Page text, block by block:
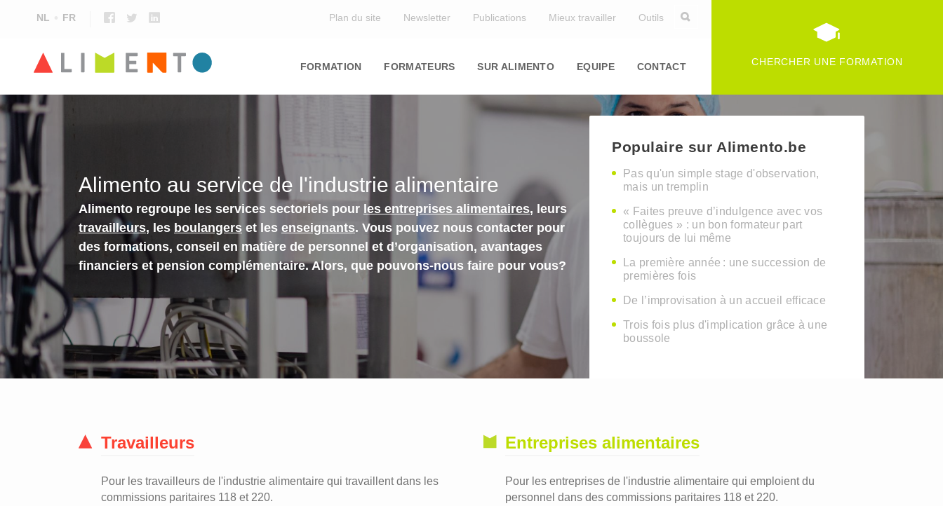
NL FR Plan du site Newsletter Publications Mieux travailler Outils
navigation
FORMATION FORMATEURS SUR ALIMENTO EQUIPE CONTACT CHERCHER UNE FORMATION
Alimento au service de l'industrie alimentaire
Alimento regroupe les services sectoriels pour les entreprises alimentaires, leurs
travailleurs, les boulangers et les enseignants. Vous pouvez nous contacter pour
des formations, conseil en matière de personnel et d’organisation, avantages
financiers et pension complémentaire. Alors, que pouvons-nous faire pour vous?
Populaire sur Alimento.be
Pas qu'un simple stage d'observation,
mais un tremplin
« Faites preuve d’indulgence avec vos
collègues » : un bon formateur part
toujours de lui même
La première année : une succession de
premières fois
De l’improvisation à un accueil efficace
Trois fois plus d'implication grâce à une
boussole
Travailleurs
Pour les travailleurs de l'industrie alimentaire qui travaillent dans les
commissions paritaires 118 et 220.
Entreprises alimentaires
Pour les entreprises de l'industrie alimentaire qui emploient du
personnel dans des commissions paritaires 118 et 220.